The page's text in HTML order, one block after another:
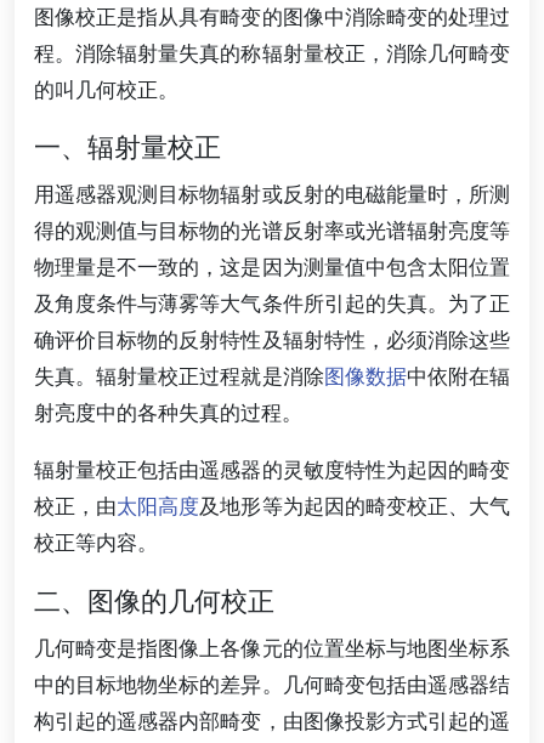
图像校正是指从具有畸变的图像中消除畸变的处理过
程。消除辐射量失真的称辐射量校正，消除几何畸变
的叫几何校正。
一、辐射量校正
用遥感器观测目标物辐射或反射的电磁能量时，所测
得的观测值与目标物的光谱反射率或光谱辐射亮度等
物理量是不一致的，这是因为测量值中包含太阳位置
及角度条件与薄雾等大气条件所引起的失真。为了正
确评价目标物的反射特性及辐射特性，必须消除这些
失真。辐射量校正过程就是消除图像数据中依附在辐
射亮度中的各种失真的过程。
辐射量校正包括由遥感器的灵敏度特性为起因的畸变
校正，由太阳高度及地形等为起因的畸变校正、大气
校正等内容。
二、图像的几何校正
几何畸变是指图像上各像元的位置坐标与地图坐标系
中的目标地物坐标的差异。几何畸变包括由遥感器结
构引起的遥感器内部畸变，由图像投影方式引起的遥